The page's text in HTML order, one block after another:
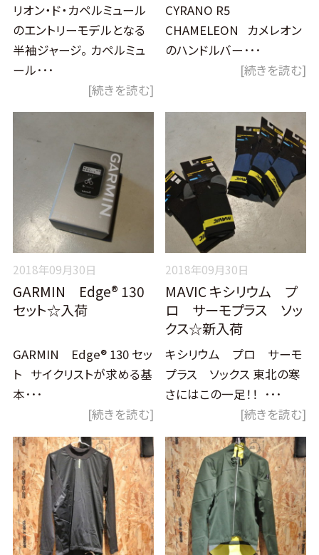
リオン・ド・カペルミュール
のエントリーモデルとなる
半袖ジャージ。 カペルミュ
ール･･･
[続きを読む]
CYRANO R5
CHAMELEON カメレオン
のハンドルバー･･･
[続きを読む]
2018年09月30日
GARMIN Edge® 130
セット☆入荷
GARMIN Edge® 130 セッ
ト サイクリストが求める基
本･･･
[続きを読む]
2018年09月30日
MAVIC キシリウム プ
ロ サーモプラス ソッ
クス☆新入荷
キシリウム プロ サーモ
プラス ソックス 東北の寒
さにはこの一足！！ ･･･
[続きを読む]